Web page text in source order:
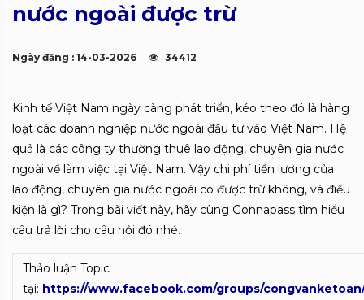
nước ngoài được trừ
Ngày đăng : 14-03-2026 34412
Kinh tế Việt Nam ngày càng phát triển, kéo theo đó là hàng
loạt các doanh nghiệp nước ngoài đầu tư vào Việt Nam. Hệ
quả là các công ty thường thuê lao động, chuyên gia nước
ngoài về làm việc tại Việt Nam. Vậy chi phí tiền lương của
lao động, chuyên gia nước ngoài có được trừ không, và điều
kiện là gì? Trong bài viết này, hãy cùng Gonnapass tìm hiểu
câu trả lời cho câu hỏi đó nhé.
Thảo luận Topic
tại: https://www.facebook.com/groups/